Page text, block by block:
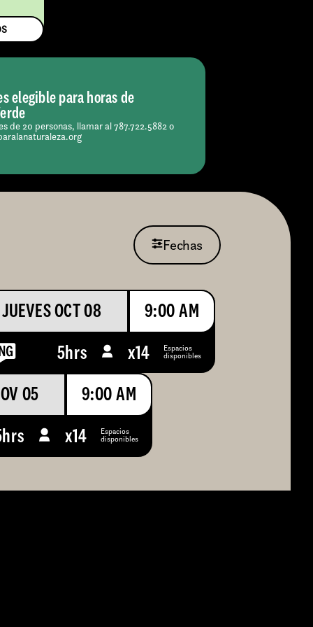
elegible para horas de
de 20 personas, llamar al 787.722.5882 o
Fechas
JUEVES OCT 08 9:00 AM
5hrs x14 Espacios
disponibles
05 9:00 AM
x14 Espacios
disponibles